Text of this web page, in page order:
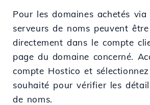
Pour les domaines achetés via
serveurs de noms peuvent
directement dans le compte
page du domaine concerné.
compte Hostico et
souhaité pour vérifier les
de noms.